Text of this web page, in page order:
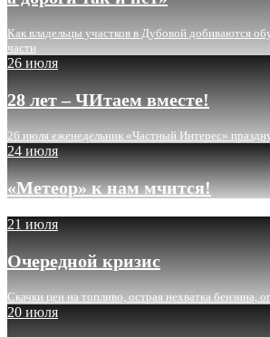
Как владельцы участков в Дубовой добиваются
части
26 июля
28 лет – ЧИтаем вместе!
26 июля еженедельник «Частный Интерес»
24 июля
«Метеор» к нам мчится!
21 июля
Очередной кризис
Скачки цен на топливо, острая нехватка бензина,
20 июля